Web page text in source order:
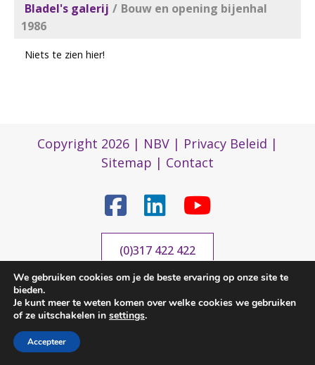
Bladel's galerij / Bouw en opening bijenhal
1986
Niets te zien hier!
Copyright 2026 | NBV | Privacy Beleid |
Sitemap | Contact
(0)317 422 422
nbvbureau@bijenhouders.nl
We gebruiken cookies om je de beste ervaring op onze site te
bieden.
Je kunt meer te weten komen over welke cookies we gebruiken
of ze uitschakelen in settings.
Accepteer